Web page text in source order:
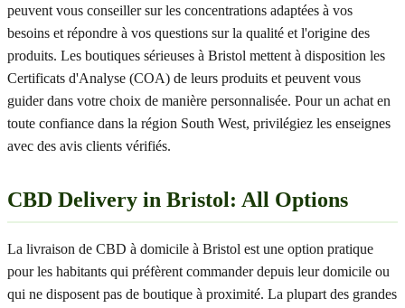
peuvent vous conseiller sur les concentrations adaptées à vos
besoins et répondre à vos questions sur la qualité et l'origine des
produits. Les boutiques sérieuses à Bristol mettent à disposition les
Certificats d'Analyse (COA) de leurs produits et peuvent vous
guider dans votre choix de manière personnalisée. Pour un achat en
toute confiance dans la région South West, privilégiez les enseignes
avec des avis clients vérifiés.
CBD Delivery in Bristol: All Options
La livraison de CBD à domicile à Bristol est une option pratique
pour les habitants qui préfèrent commander depuis leur domicile ou
qui ne disposent pas de boutique à proximité. La plupart des grandes